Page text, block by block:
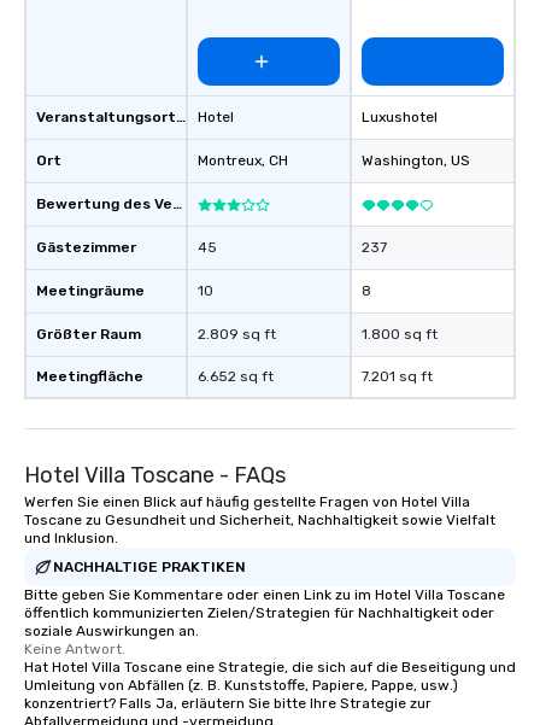
Veranstaltungsortstyp
Ort
Bewertung des Veranstaltungsortes
Gästezimmer
Meetingräume
Größter Raum
Meetingfläche
Hotel
Montreux, CH
45
10
2.809 sq ft
6.652 sq ft
Luxushotel
Washington, US
237
8
1.800 sq ft
7.201 sq ft
Hotel Villa Toscane - FAQs
Werfen Sie einen Blick auf häufig gestellte Fragen von Hotel Villa
Toscane zu Gesundheit und Sicherheit, Nachhaltigkeit sowie Vielfalt
und Inklusion.
NACHHALTIGE PRAKTIKEN
Bitte geben Sie Kommentare oder einen Link zu im Hotel Villa Toscane
öffentlich kommunizierten Zielen/Strategien für Nachhaltigkeit oder
soziale Auswirkungen an.
Keine Antwort.
Hat Hotel Villa Toscane eine Strategie, die sich auf die Beseitigung und
Umleitung von Abfällen (z. B. Kunststoffe, Papiere, Pappe, usw.)
konzentriert? Falls Ja, erläutern Sie bitte Ihre Strategie zur